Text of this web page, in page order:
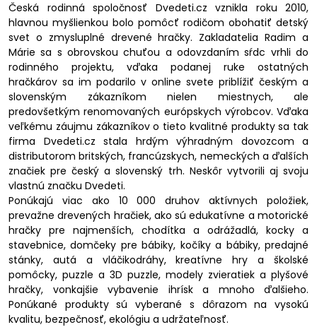
Česká rodinná spoločnosť Dvedeti.cz vznikla roku 2010,
hlavnou myšlienkou bolo pomôcť rodičom obohatiť detský
svet o zmysluplné drevené hračky. Zakladatelia Radim a
Márie sa s obrovskou chuťou a odovzdaním sŕdc vrhli do
rodinného projektu, vďaka podanej ruke ostatných
hračkárov sa im podarilo v online svete priblížiť českým a
slovenským zákazníkom nielen miestnych, ale
predovšetkým renomovaných európskych výrobcov. Vďaka
veľkému záujmu zákazníkov o tieto kvalitné produkty sa tak
firma Dvedeti.cz stala hrdým výhradným dovozcom a
distributorom britských, francúzskych, nemeckých a ďalších
značiek pre český a slovenský trh. Neskôr vytvorili aj svoju
vlastnú značku Dvedeti.
Ponúkajú viac ako 10 000 druhov aktívnych položiek,
prevažne drevených hračiek, ako sú edukatívne a motorické
hračky pre najmenších, chodítka a odrážadlá, kocky a
stavebnice, domčeky pre bábiky, kočíky a bábiky, predajné
stánky, autá a vláčikodráhy, kreatívne hry a školské
pomôcky, puzzle a 3D puzzle, modely zvieratiek a plyšové
hračky, vonkajšie vybavenie ihrísk a mnoho ďalšieho.
Ponúkané produkty sú vyberané s dôrazom na vysokú
kvalitu, bezpečnosť, ekológiu a udržateľnosť.